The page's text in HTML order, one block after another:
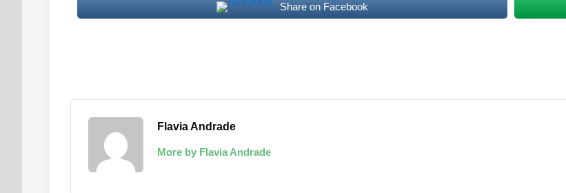
Share on Facebook
Flavia Andrade
More by Flavia Andrade